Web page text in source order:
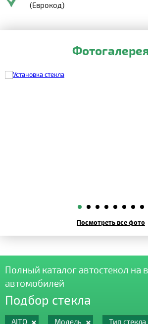
(Еврокод)
Фотогалерея
Посмотреть все фото
Полный каталог автостекол на
автомобилей
Подбор стекла
AITO Модель Тип стекла